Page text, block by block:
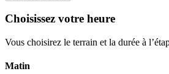
Choisissez votre heure
Vous choisirez le terrain et la durée à
Matin